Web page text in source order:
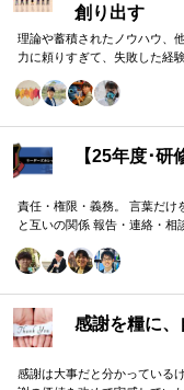
創り出す
理論や蓄積されたノウハウ、
力に頼りすぎて、失敗した経
【25年度･
責任・権限・義務。 言葉だけ
と互いの関係 報告・連絡・
分けることが重要。 理屈と機
感謝を糧に
感謝は大事だと分かっている